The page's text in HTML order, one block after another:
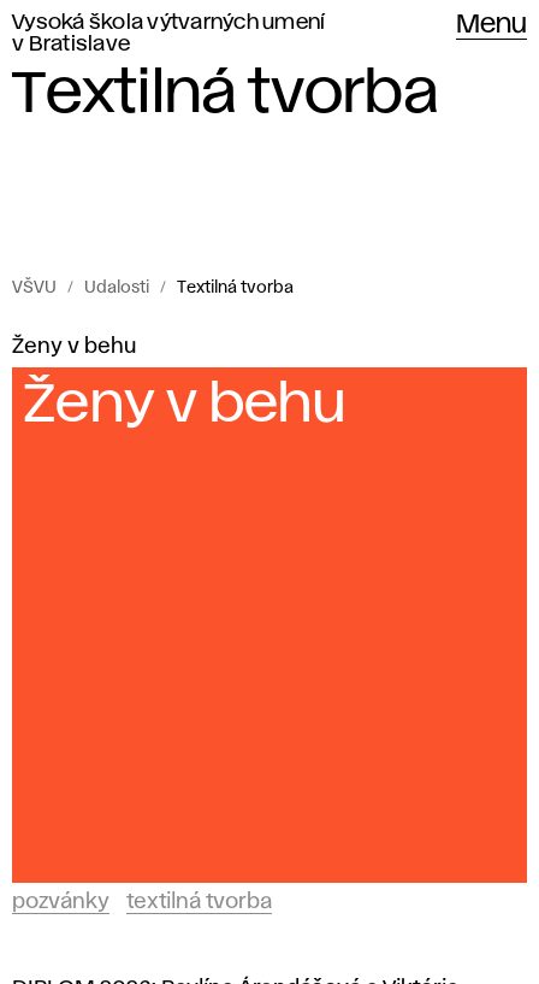
Vysoká škola výtvarných umení
v Bratislave
Menu
Textilná tvorba
VŠVU Udalosti Textilná tvorba
T
e
o
Udalosti
Vysokej
školy
výtvarných
Ženy v behu
Ženy v behu
pozvánky textilná tvorba